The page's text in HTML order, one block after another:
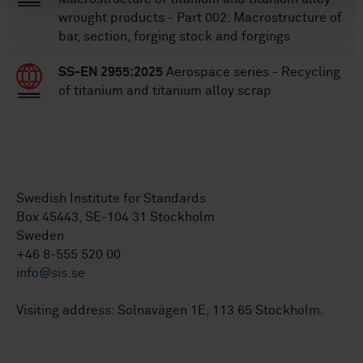
wrought products - Part 002: Macrostructure of
bar, section, forging stock and forgings
SS-EN 2955:2025 Aerospace series - Recycling
of titanium and titanium alloy scrap
Swedish Institute for Standards
Box 45443, SE-104 31 Stockholm
Sweden
+46 8-555 520 00
info@sis.se
Visiting address: Solnavägen 1E, 113 65 Stockholm.